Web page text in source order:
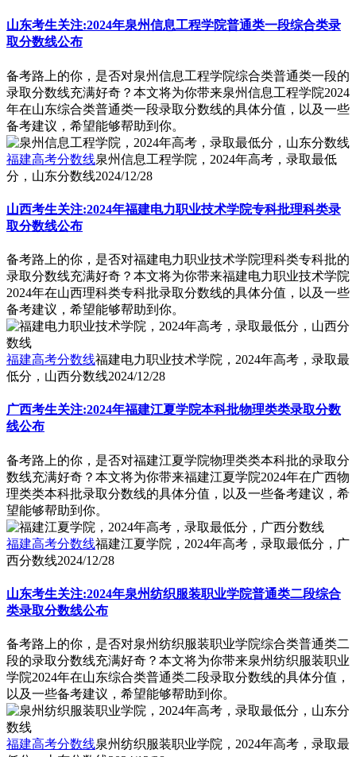
山东考生关注:2024年泉州信息工程学院普通类一段综合类录
取分数线公布
备考路上的你，是否对泉州信息工程学院综合类普通类一段的
录取分数线充满好奇？本文将为你带来泉州信息工程学院2024
年在山东综合类普通类一段录取分数线的具体分值，以及一些
备考建议，希望能够帮助到你。
福建高考分数线泉州信息工程学院，2024年高考，录取最低
分，山东分数线2024/12/28
山西考生关注:2024年福建电力职业技术学院专科批理科类录
取分数线公布
备考路上的你，是否对福建电力职业技术学院理科类专科批的
录取分数线充满好奇？本文将为你带来福建电力职业技术学院
2024年在山西理科类专科批录取分数线的具体分值，以及一些
备考建议，希望能够帮助到你。
福建高考分数线福建电力职业技术学院，2024年高考，录取最
低分，山西分数线2024/12/28
广西考生关注:2024年福建江夏学院本科批物理类类录取分数
线公布
备考路上的你，是否对福建江夏学院物理类类本科批的录取分
数线充满好奇？本文将为你带来福建江夏学院2024年在广西物
理类类本科批录取分数线的具体分值，以及一些备考建议，希
望能够帮助到你。
福建高考分数线福建江夏学院，2024年高考，录取最低分，广
西分数线2024/12/28
山东考生关注:2024年泉州纺织服装职业学院普通类二段综合
类录取分数线公布
备考路上的你，是否对泉州纺织服装职业学院综合类普通类二
段的录取分数线充满好奇？本文将为你带来泉州纺织服装职业
学院2024年在山东综合类普通类二段录取分数线的具体分值，
以及一些备考建议，希望能够帮助到你。
福建高考分数线泉州纺织服装职业学院，2024年高考，录取最